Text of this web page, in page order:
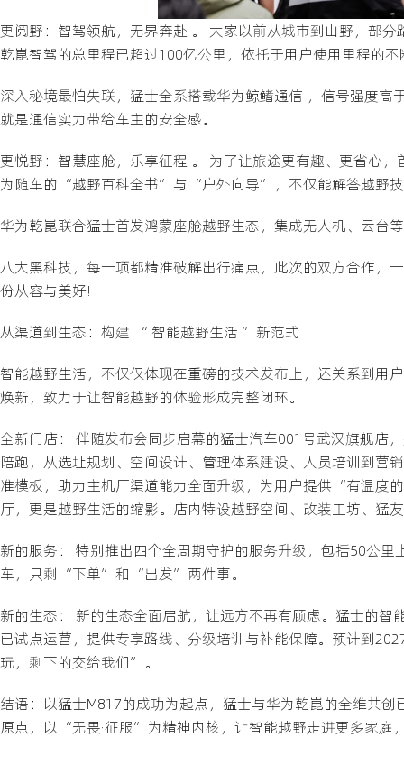
更阅野：智驾领航，无界奔赴 。 大家以前从城市到山野，部
乾崑智驾的总里程已超过100亿公里，依托于用户使用里程的
深入秘境最怕失联，猛士全系搭载华为鲸鳍通信 ，信号强度
就是通信实力带给车主的安全感。
更悦野：智慧座舱，乐享征程 。 为了让旅途更有趣、更省心
为随车的“越野百科全书”与“户外向导”，不仅能解答越野技
华为乾崑联合猛士首发鸿蒙座舱越野生态，集成无人机、云台
八大黑科技，每一项都精准破解出行痛点，此次的双方合作，
份从容与美好!
从渠道到生态：构建 “ 智能越野生活 ”新范式
智能越野生活，不仅仅体现在重磅的技术发布上，还关系到用
焕新，致力于让智能越野的体验形成完整闭环。
全新门店： 伴随发布会同步启幕的猛士汽车001号武汉旗舰店
陪跑，从选址规划、空间设计、管理体系建设、人员培训到
准模板，助力主机厂渠道能力全面升级，为用户提供“有温度
厅，更是越野生活的缩影。店内特设越野空间、改装工坊、猛
新的服务： 特别推出四个全周期守护的服务升级，包括50公
车，只剩“下单”和“出发”两件事。
新的生态： 新的生态全面启航，让远方不再有顾虑。猛士的
已试点运营，提供专享路线、分级培训与补能保障。预计到
玩，剩下的交给我们”。
结语：以猛士M817的成功为起点，猛士与华为乾崑的全维共
原点，以“无畏·征服”为精神内核，让智能越野走进更多家庭